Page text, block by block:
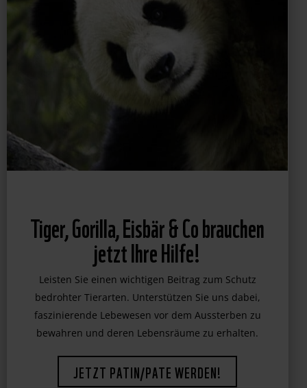
Tiger, Gorilla, Eisbär & Co brauchen
jetzt Ihre Hilfe!
Leisten Sie einen wichtigen Beitrag zum Schutz
bedrohter Tierarten. Unterstützen Sie uns dabei,
faszinierende Lebewesen vor dem Aussterben zu
bewahren und deren Lebensräume zu erhalten.
JETZT PATIN/PATE WERDEN!